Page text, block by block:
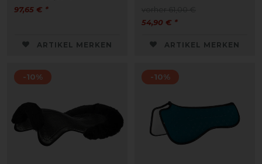
97,65 € *
ARTIKEL MERKEN
54,90 € *
ARTIKEL MERKEN
-10% -10%